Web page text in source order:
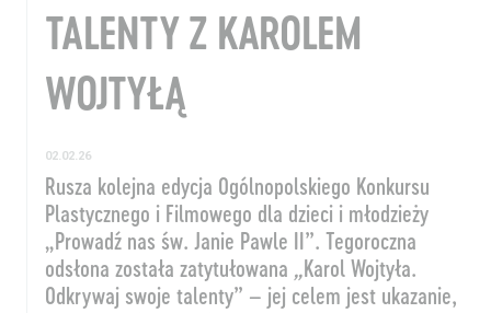
Kup bilet
TALENTY Z KAROLEM
WOJTYŁĄ
02.02.26
Rusza kolejna edycja Ogólnopolskiego Konkursu
Plastycznego i Filmowego dla dzieci i młodzieży
„Prowadź nas św. Janie Pawle II”. Tegoroczna
odsłona została zatytułowana „ Karol Wojtyła.
Odkrywaj swoje talenty” – jej celem jest ukazanie,